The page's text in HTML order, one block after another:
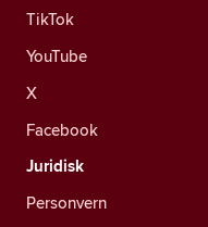
TikTok
YouTube
X
Facebook
Juridisk
Personvern